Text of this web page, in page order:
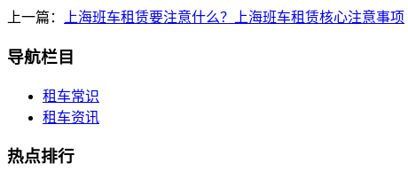
上一篇： 上海班车租赁要注意什么？上海班车租赁核心注意事项
导航栏目
租车常识
租车资讯
热点排行